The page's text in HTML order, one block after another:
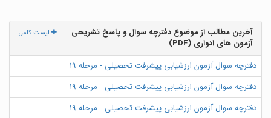
لیست کامل
آخرین مطالب از موضوع دفترچه سوال و پاسخ تشریحی
آزمون های ادواری (PDF)
دفترچه سوال آزمون ارزشیابی پیشرفت تحصیلی - مرحله 19
دفترچه سوال آزمون ارزشیابی پیشرفت تحصیلی - مرحله 19
دفترچه سوال آزمون ارزشیابی پیشرفت تحصیلی - مرحله 19